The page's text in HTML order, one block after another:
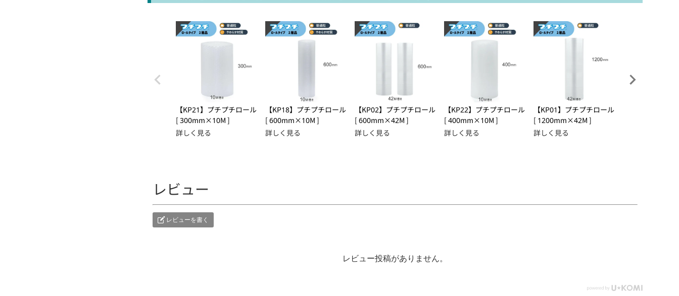
【KP21】プチプチロール
[ 300mm×10M ]
詳しく見る
【KP18】プチプチロール
[ 600mm×10M ]
詳しく見る
【KP02】プチプチロール
[ 600mm×42M ]
詳しく見る
【KP22】プチプチロール
[ 400mm×10M ]
詳しく見る
【KP01】プチプチロール
[ 1200mm×42M ]
詳しく見る
レビュー
レビューを書く
レビュー投稿がありません。